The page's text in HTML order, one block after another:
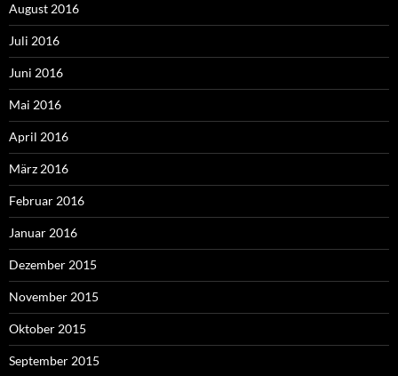
August 2016
Juli 2016
Juni 2016
Mai 2016
April 2016
März 2016
Februar 2016
Januar 2016
Dezember 2015
November 2015
Oktober 2015
September 2015